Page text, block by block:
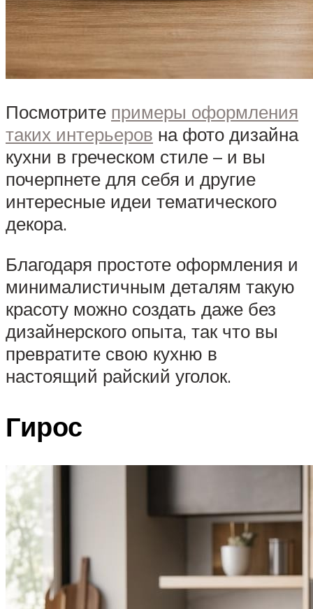
Посмотрите примеры оформления
таких интерьеров на фото дизайна
кухни в греческом стиле – и вы
почерпнете для себя и другие
интересные идеи тематического
декора.
Благодаря простоте оформления и
минималистичным деталям такую
красоту можно создать даже без
дизайнерского опыта, так что вы
превратите свою кухню в
настоящий райский уголок.
Гирос